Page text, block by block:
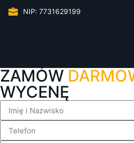
NIP: 7731629199
ZAMÓW
WYCENĘ